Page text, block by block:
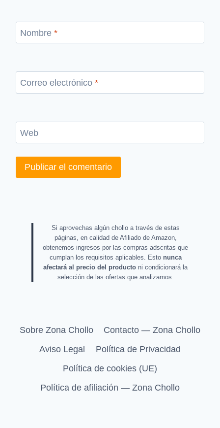
Nombre *
Correo electrónico *
Web
Si aprovechas algún chollo a través de estas
páginas, en calidad de Afiliado de Amazon,
obtenemos ingresos por las compras adscritas que
cumplan los requisitos aplicables. Esto nunca
afectará al precio del producto ni condicionará la
selección de las ofertas que analizamos.
Sobre Zona Chollo
Contacto — Zona Chollo
Aviso Legal
Política de Privacidad
Política de cookies (UE)
Política de afiliación — Zona Chollo